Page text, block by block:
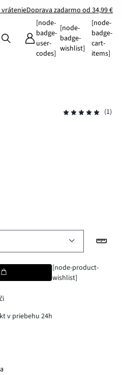
vrátenieDoprava zadarmo od 34,99 €
[node-
badge-
user-
codes]
[node-
badge-
wishlist]
[node-
badge-
cart-
items]
(1)
[node-product-
wishlist]
v priebehu 24h